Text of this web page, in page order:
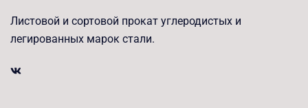
Листовой и сортовой прокат углеродистых и
легированных марок стали.